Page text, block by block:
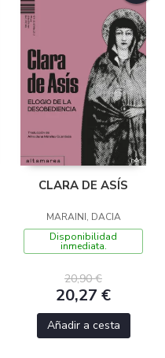
CLARA DE ASÍS
MARAINI, DACIA
Disponibilidad
inmediata.
20,90 €
20,27 €
Añadir a cesta